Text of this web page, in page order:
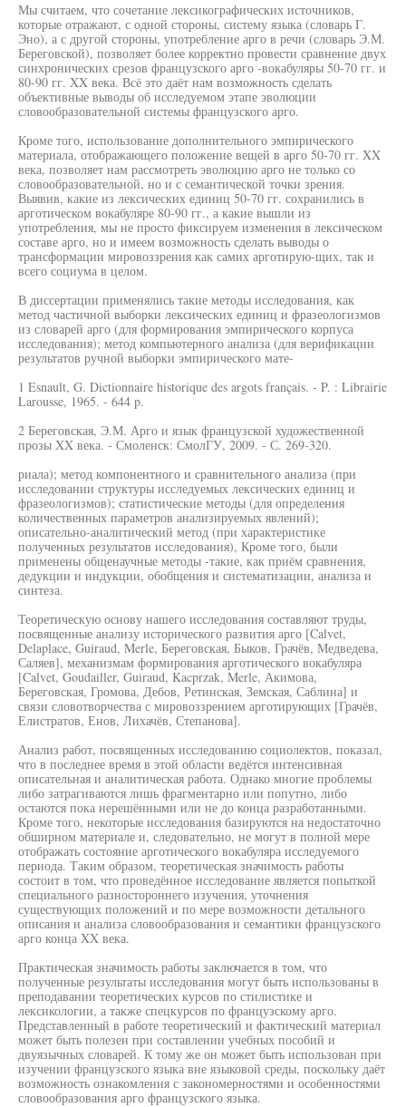
Мы считаем, что сочетание лексикографических источников,
которые отражают, с одной стороны, систему языка (словарь Г.
Эно), а с другой стороны, употребление арго в речи (словарь Э.М.
Береговской), позволяет более корректно провести сравнение двух
синхронических срезов французского арго -вокабуляры 50-70 гг. и
80-90 гг. XX века. Всё это даёт нам возможность сделать
объективные выводы об исследуемом этапе эволюции
словообразовательной системы французского арго.
Кроме того, использование дополнительного эмпирического
материала, отображающего положение вещей в арго 50-70 гг. XX
века, позволяет нам рассмотреть эволюцию арго не только со
словообразовательной, но и с семантической точки зрения.
Выявив, какие из лексических единиц 50-70 гг. сохранились в
арготическом вокабуляре 80-90 гг., а какие вышли из
употребления, мы не просто фиксируем изменения в лексическом
составе арго, но и имеем возможность сделать выводы о
трансформации мировоззрения как самих арготирую-щих, так и
всего социума в целом.
В диссертации применялись такие методы исследования, как
метод частичной выборки лексических единиц и фразеологизмов
из словарей арго (для формирования эмпирического корпуса
исследования); метод компьютерного анализа (для верификации
результатов ручной выборки эмпирического мате-
1 Esnault, G. Dictionnaire historique des argots français. - P. : Librairie
Larousse, 1965. - 644 p.
2 Береговская, Э.М. Арго и язык французской художественной
прозы XX века. - Смоленск: СмолГУ, 2009. - С. 269-320.
риала); метод компонентного и сравнительного анализа (при
исследовании структуры исследуемых лексических единиц и
фразеологизмов); статистические методы (для определения
количественных параметров анализируемых явлений);
описательно-аналитический метод (при характеристике
полученных результатов исследования), Кроме того, были
применены общенаучные методы -такие, как приём сравнения,
дедукции и индукции, обобщения и систематизации, анализа и
синтеза.
Теоретическую основу нашего исследования составляют труды,
посвященные анализу исторического развития арго [Calvet,
Delaplace, Guiraud, Merle, Береговская, Быков, Грачёв, Медведева,
Саляев], механизмам формирования арготического вокабуляра
[Calvet, Goudailler, Guiraud, Kacprzak, Merle, Акимова,
Береговская, Громова, Дебов, Ретинская, Земская, Саблина] и
связи словотворчества с мировоззрением арготирующих [Грачёв,
Елистратов, Енов, Лихачёв, Степанова].
Анализ работ, посвященных исследованию социолектов, показал,
что в последнее время в этой области ведётся интенсивная
описательная и аналитическая работа. Однако многие проблемы
либо затрагиваются лишь фрагментарно или попутно, либо
остаются пока нерешёнными или не до конца разработанными.
Кроме того, некоторые исследования базируются на недостаточно
обширном материале и, следовательно, не могут в полной мере
отображать состояние арготического вокабуляра исследуемого
периода. Таким образом, теоретическая значимость работы
состоит в том, что проведённое исследование является попыткой
специального разностороннего изучения, уточнения
существующих положений и по мере возможности детального
описания и анализа словообразования и семантики французского
арго конца XX века.
Практическая значимость работы заключается в том, что
полученные результаты исследования могут быть использованы в
преподавании теоретических курсов по стилистике и
лексикологии, а также спецкурсов по французскому арго.
Представленный в работе теоретический и фактический материал
может быть полезен при составлении учебных пособий и
двуязычных словарей. К тому же он может быть использован при
изучении французского языка вне языковой среды, поскольку даёт
возможность ознакомления с закономерностями и особенностями
словообразования арго французского языка.